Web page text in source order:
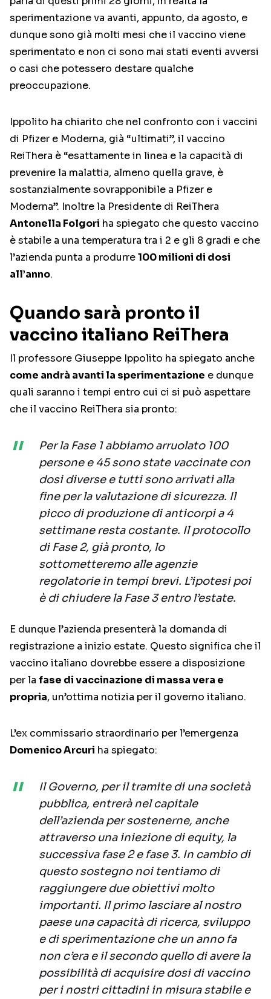
sperimentazione va avanti, appunto, da agosto, e
dunque sono già molti mesi che il vaccino viene
sperimentato e non ci sono mai stati eventi avversi
o casi che potessero destare qualche
preoccupazione.
Ippolito ha chiarito che nel confronto con i vaccini
di Pfizer e Moderna, già “ultimati”, il vaccino
ReiThera è “esattamente in linea e la capacità di
prevenire la malattia, almeno quella grave, è
sostanzialmente sovrapponibile a Pfizer e
Moderna”. Inoltre la Presidente di ReiThera
Antonella Folgori ha spiegato che questo vaccino
è stabile a una temperatura tra i 2 e gli 8 gradi e che
l’azienda punta a produrre100 milioni di dosi
all’anno.
Quando sarà pronto il
vaccino italiano ReiThera
Il professore Giuseppe Ippolito ha spiegato anche
come andrà avanti la sperimentazione e dunque
quali saranno i tempi entro cui ci si può aspettare
che il vaccino ReiThera sia pronto:
Per la Fase 1 abbiamo arruolato 100
persone e 45 sono state vaccinate con
dosi diverse e tutti sono arrivati alla
fine per la valutazione di sicurezza. Il
picco di produzione di anticorpi a 4
settimane resta costante. Il protocollo
di Fase 2, già pronto, lo
sottometteremo alle agenzie
regolatorie in tempi brevi. L’ipotesi poi
è di chiudere la Fase 3 entro l’estate.
E dunque l’azienda presenterà la domanda di
registrazione a inizio estate. Questo significa che il
vaccino italiano dovrebbe essere a disposizione
per la fase di vaccinazione di massa vera e
propria, un’ottima notizia per il governo italiano.
L’ex commissario straordinario per l’emergenza
Domenico Arcuri ha spiegato:
Il Governo, per il tramite di una società
pubblica, entrerà nel capitale
dell’azienda per sostenerne, anche
attraverso una iniezione di equity, la
successiva fase 2 e fase 3. In cambio di
questo sostegno noi tentiamo di
raggiungere due obiettivi molto
importanti. Il primo lasciare al nostro
paese una capacità di ricerca, sviluppo
e di sperimentazione che un anno fa
non c’era e il secondo quello di avere la
possibilità di acquisire dosi di vaccino
per i nostri cittadini in misura stabile e